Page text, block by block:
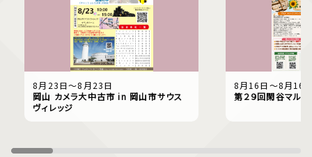
8月23日〜8月23日
岡山 カメラ大中古市 in 岡山市サウス
ヴィレッジ
8月16日〜8月16
第２９回閑谷マルシ